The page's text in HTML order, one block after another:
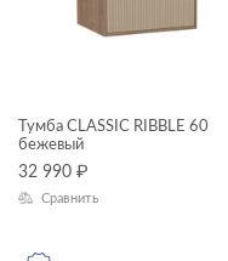
Тумба CLASSIC RIBBLE 60
бежевый
32 990 ₽
Сравнить